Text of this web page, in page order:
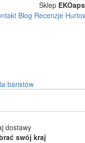
Sklep
Blog Recenzje
baristów
dostawy
swój kraj